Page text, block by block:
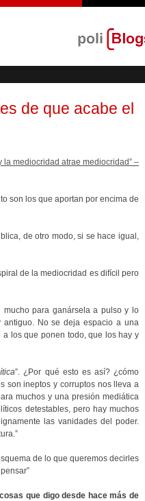
de que acabe el
la mediocridad atrae mediocridad” –
son los que aportan por encima de
de otro modo, si se hace igual,
de la mediocridad es difícil pero
mucho para ganársela a pulso y lo
No se deja espacio a una
los que ponen todo, que los hay y
”. ¿Por qué esto es así? ¿cómo
son ineptos y corruptos nos lleva a
muchos y una presión mediática
detestables, pero hay muchos
las vanidades del poder.
de lo que queremos decirles
que digo desde hace más de